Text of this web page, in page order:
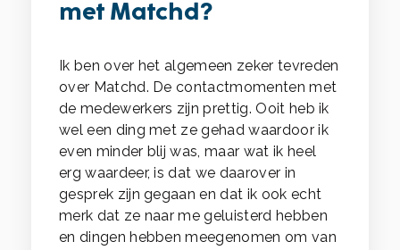
met Matchd?
Ik ben over het algemeen zeker tevreden
over Matchd. De contactmomenten met
de medewerkers zijn prettig. Ooit heb ik
wel een ding met ze gehad waardoor ik
even minder blij was, maar wat ik heel
erg waardeer, is dat we daarover in
gesprek zijn gegaan en dat ik ook echt
merk dat ze naar me geluisterd hebben
en dingen hebben meegenomen om van